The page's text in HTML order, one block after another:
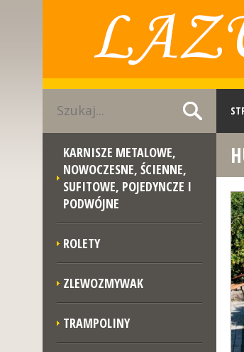
KARNISZE METALOWE,
NOWOCZESNE, ŚCIENNE,
SUFITOWE, POJEDYNCZE I
PODWÓJNE
ROLETY
ZLEWOZMYWAK
TRAMPOLINY